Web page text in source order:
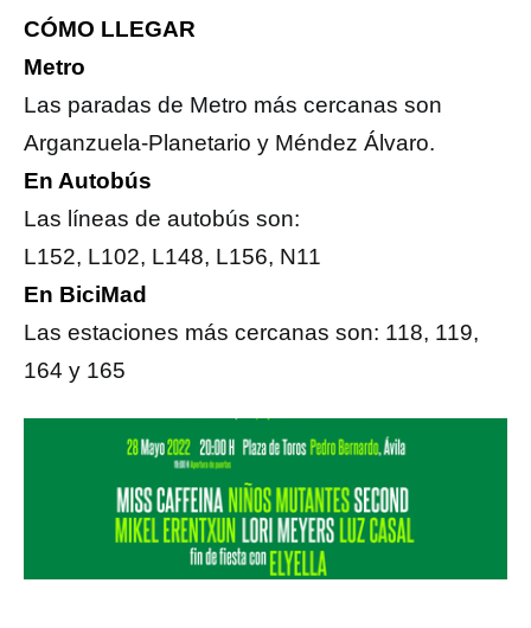
CÓMO LLEGAR
Metro
Las paradas de Metro más cercanas son
Arganzuela-Planetario y Méndez Álvaro.
En Autobús
Las líneas de autobús son:
L152, L102, L148, L156, N11
En BiciMad
Las estaciones más cercanas son: 118, 119,
164 y 165